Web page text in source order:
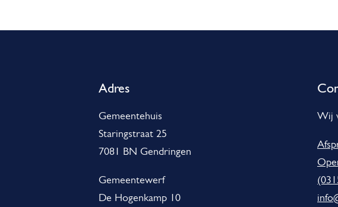
Adres
Gemeentehuis
Staringstraat 25
7081 BN Gendringen
Gemeentewerf
De Hogenkamp 10
Wij